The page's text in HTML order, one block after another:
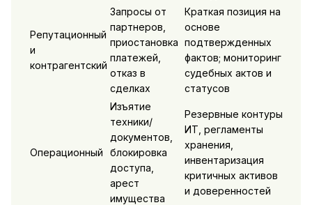
Репутационный
и
контрагентский
Запросы от
партнеров,
приостановка
платежей,
отказ в
сделках
Краткая позиция на
основе
подтвержденных
фактов; мониторинг
судебных актов и
статусов
Операционный
Изъятие
техники/
документов,
блокировка
доступа,
арест
имущества
Резервные контуры
ИТ, регламенты
хранения,
инвентаризация
критичных активов
и доверенностей